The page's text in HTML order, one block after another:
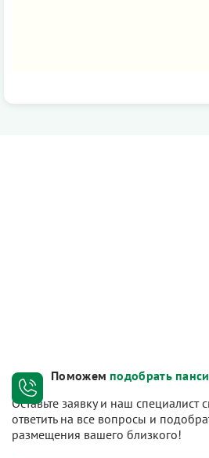
Поможем подобрать
Оставьте заявку и наш специалист
ответить на все вопросы и
размещения вашего близкого!